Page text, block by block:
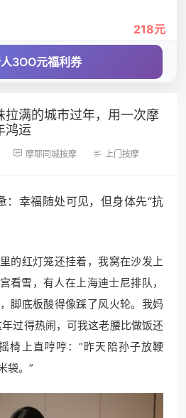
218元
3OO元福利券
拉满的城市过年，用一次摩
鸿运
摩耶同城按摩 上门按摩
：幸福随处可见，但身体先“抗
的红灯笼还挂着，我窝在沙发上
雪，有人在上海迪士尼排队，
脚底板酸得像踩了风火轮。我妈
过得热闹，可我这老腰比做饭还
椅上直哼哼：“昨天陪孙子放鞭
袋。”